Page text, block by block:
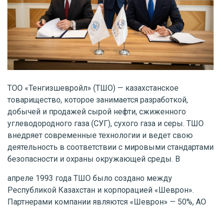
ТОО «Тенгизшевройл» (ТШО) — казахстанское
товарищество, которое занимается разработкой,
добычей и продажей сырой нефти, сжиженного
углеводородного газа (СУГ), сухого газа и серы. ТШО
внедряет современные технологии и ведет свою
деятельность в соответствии с мировыми стандартами
безопасности и охраны окружающей среды. В
апреле 1993 года ТШО было создано между
Республикой Казахстан и корпорацией «Шеврон».
Партнерами компании являются «Шеврон» — 50%, АО